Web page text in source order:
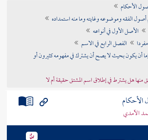
الأحكام
أصول الفقه وموضوعه وغايته وما منه استمداده
الأصل الأول في أنواعه
الفصل الرابع في الاسم
إما أن يكون بحيث لا يصح أن يشترك في مفهومه كثيرون أو
منها هل يشترط في إطلاق اسم المشتق حقيقة أم لا
الأحكام
الآمدي